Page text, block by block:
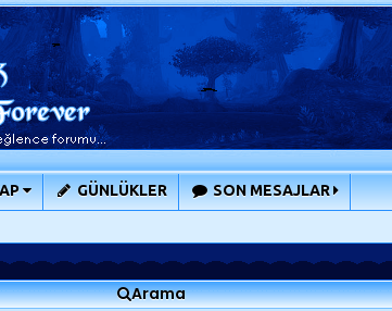
GÜNLÜKLER SON MESAJLAR
Arama